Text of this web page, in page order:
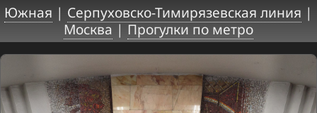
Южная | Серпуховско-Тимирязевская линия |
Москва|Прогулки по метро